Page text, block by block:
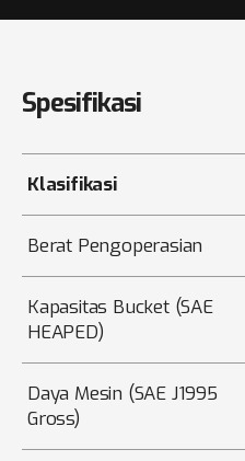
Spesifikasi
Klasifikasi
Berat Pengoperasian
Kapasitas Bucket (SAE
HEAPED)
Daya Mesin (SAE J1995
Gross)